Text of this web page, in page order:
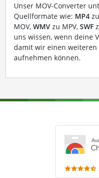
Unser MOV-Converter
Quellformate wie: MP4zu
MOV, WMVzu MPV, SWF
uns wissen, wenn deine
damit wir einen weiteren
aufnehmen können.